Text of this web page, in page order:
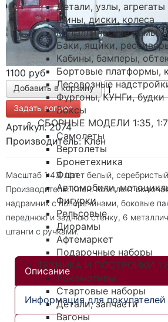
Детали, узлы, агрегаты
Шины, диски, колеса
Металлические рамы
Баки, ящики,
Кабины, бамперы,
Бортовые платформы,
Лесовозные
Фургоны, КУНГи, будки
Боксы
СБОРНЫЕ МОДЕЛИ 1:35,
Самолеты
Вертолеты
Бронетехника
Флот
Автомобили,
Фигурки
Рельсовые
Диорамы
Афтемаркет
Подарочные наборы
ТЕХНИКА И ПОСТРОЙКИ
Локомотивы
Стартовые наборы
Детали, запчасти
Вагоны
1100 руб
Задать вопрос
Артикул: 2074
Производитель: Клен
Масштаб 1:43. Цвет белый,
Производитель: Клен. Комплект
надрамник с поперечинами, боковые
переднюю и заднюю стенку, 6
штанги с ручками.
Описание
Информация для покупателей